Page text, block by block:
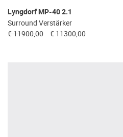
Lyngdorf MP-40 2.1
Surround Verstärker
€ 11900,00
€ 11300,00